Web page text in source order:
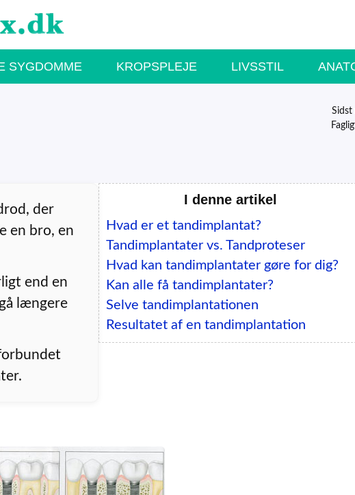
SYGDOMME KROPSPLEJE LIVSSTIL
Sidst
der
en bro, en
end en
længere
I denne artikel
Hvad er et tandimplantat?
Tandimplantater vs. Tandproteser
Hvad kan tandimplantater gøre for dig?
Kan alle få tandimplantater?
Selve tandimplantationen
Resultatet af en tandimplantation